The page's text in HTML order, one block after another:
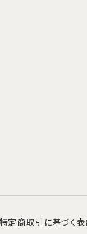
特定商取引に基づく